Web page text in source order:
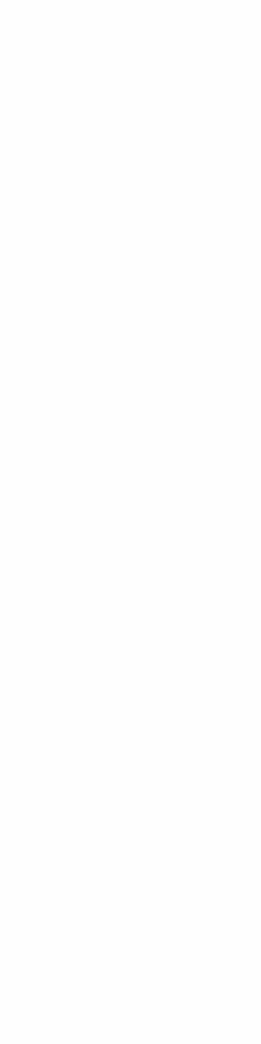
a Lomazzo, alla
trasformato nel polo
ordinata lungo una via del
in uno storytelling
elegante fabbrica alla fine
strutture dell’antica area
all’industria stessa.
possibile accedere alle
studi professionali privati. Il
sviluppatosi interamente
da differenti gerarchie
e convivere in maniera
sempre, non solo in termini
scarpe comode.
persone, la passeggiata
da meno di 14 persone,